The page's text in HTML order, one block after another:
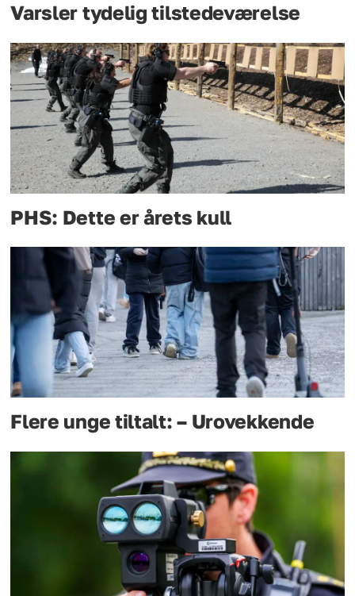
Varsler tydelig tilstedeværelse
PHS: Dette er årets kull
Flere unge tiltalt: – Urovekkende